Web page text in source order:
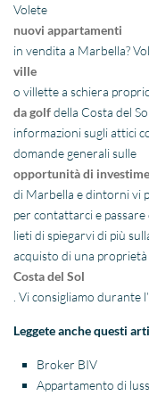
Volete
nuovi appartamenti
in vendita a Marbella?
ville
o villette a schiera
da golfdella Costa del
informazioni sugli attici
domande generali sulle
opportunità di
di Marbella e dintorni vi
per contattarci e
lieti di spiegarvi di più
acquisto di una proprietà
Costa del Sol
. Vi consigliamo durante
Leggete anche questi
Broker BIV
Appartamento di